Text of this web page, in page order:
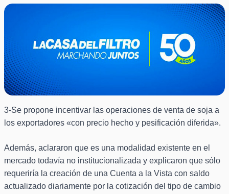
3-Se propone incentivar las operaciones de venta de soja a
los exportadores «con precio hecho y pesificación diferida».
Además, aclararon que es una modalidad existente en el
mercado todavía no institucionalizada y explicaron que sólo
requeriría la creación de una Cuenta a la Vista con saldo
actualizado diariamente por la cotización del tipo de cambio